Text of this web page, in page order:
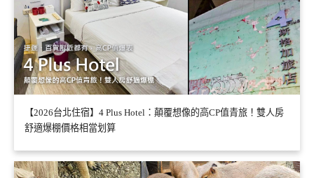
【2026台北住宿】4 Plus Hotel：顛覆想像的高CP值青旅！雙人房
舒適爆棚價格相當划算